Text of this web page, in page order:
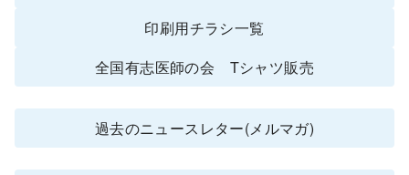
印刷用チラシ一覧
全国有志医師の会 Tシャツ販売
過去のニュースレター(メルマガ)